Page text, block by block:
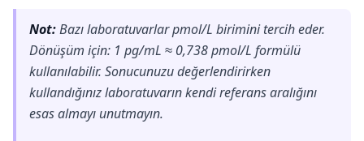
Not:Bazı laboratuvarlar pmol/L birimini tercih eder.
Dönüşüm için: 1 pg/mL ≈ 0,738 pmol/L formülü
kullanılabilir. Sonucunuzu değerlendirirken
kullandığınız laboratuvarın kendi referans aralığını
esas almayı unutmayın.